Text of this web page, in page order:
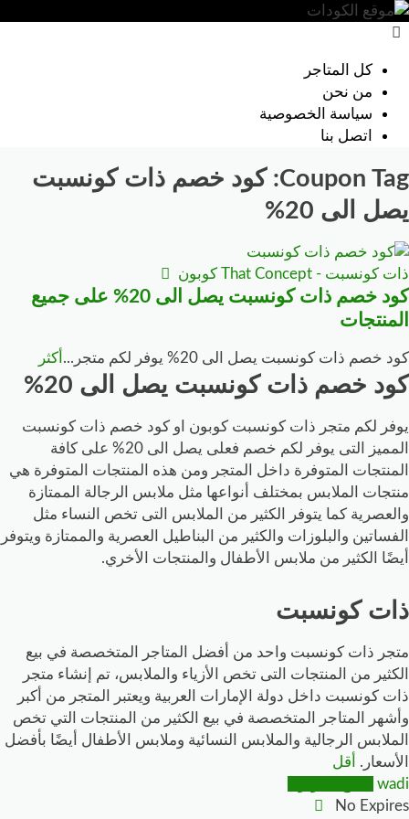
تخطي
المحتوىكل المتاجر
من نحن
سياسة الخصوصية
اتصل بنا
Coupon Tag: كود خصم ذات كونسبت
يصل الى 20%
ذات كونسبت - That Concept كوبون
كود خصم ذات كونسبت يصل الى 20% على جميع
المنتجات
كود خصم ذات كونسبت يصل الى 20% يوفر لكم متجر ... أكثر
كود خصم ذات كونسبت يصل الى 20%
يوفر لكم متجر ذات كونسبت كوبون او كود خصم ذات كونسبت
المميز التى يوفر لكم خصم فعلى يصل الى 20% على كافة
المنتجات المتوفرة داخل المتجر ومن هذه المنتجات المتوفرة هي
منتجات الملابس بمختلف أنواعها مثل ملابس الرجالة الممتازة
والعصرية كما يتوفر الكثير من الملابس التى تخص النساء مثل
الفساتين والبلوزات والكثير من البناطيل العصرية والممتازة ويتوفر
أيضًا الكثير من ملابس الأطفال والمنتجات الأخري.
ذات كونسبت
متجر ذات كونسبت واحد من أفضل المتاجر المتخصصة في بيع
الكثير من المنتجات التى تخص الأزياء والملابس، تم إنشاء متجر
ذات كونسبت داخل دولة الإمارات العربية ويعتبر المتجر من أكبر
وأشهر المتاجر المتخصصة في بيع الكثير من المنتجات التي تخص
الملابس الرجالية والملابس النسائية وملابس الأطفال أيضًا بأفضل
الأسعار.
أقل
wadi
No Expires